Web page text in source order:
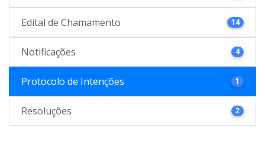
Edital de Chamamento 14
Notificações 4
Protocolo de Intenções 1
Resoluções 2